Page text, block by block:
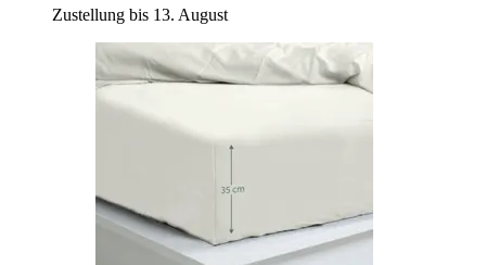
Zustellung bis 13. August